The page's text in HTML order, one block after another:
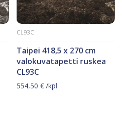
Taipei 418,5 x 270 cm
valokuvatapetti ruskea
CL93C
CL93C
554,50€ /kpl